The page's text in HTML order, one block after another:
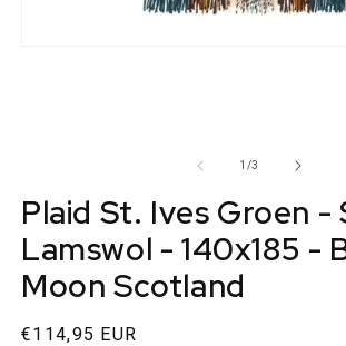
1 /van
3
Plaid St. Ives Groen -
Lamswol - 140x185 -
Moon Scotland
Normale
€114,95 EUR